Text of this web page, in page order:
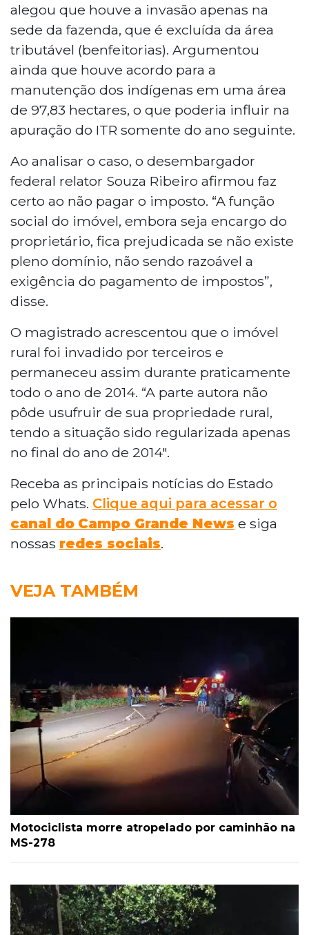
alegou que houve a invasão apenas na
sede da fazenda, que é excluída da área
tributável (benfeitorias). Argumentou
ainda que houve acordo para a
manutenção dos indígenas em uma área
de 97,83 hectares, o que poderia influir na
apuração do ITR somente do ano seguinte.
Ao analisar o caso, o desembargador
federal relator Souza Ribeiro afirmou faz
certo ao não pagar o imposto. “A função
social do imóvel, embora seja encargo do
proprietário, fica prejudicada se não existe
pleno domínio, não sendo razoável a
exigência do pagamento de impostos”,
disse.
O magistrado acrescentou que o imóvel
rural foi invadido por terceiros e
permaneceu assim durante praticamente
todo o ano de 2014. “A parte autora não
pôde usufruir de sua propriedade rural,
tendo a situação sido regularizada apenas
no final do ano de 2014".
Receba as principais notícias do Estado
pelo Whats. Clique aqui para acessar o
canal do Campo Grande News e siga
nossas redes sociais.
VEJA TAMBÉM
Motociclista morre atropelado por caminhão na
MS-278